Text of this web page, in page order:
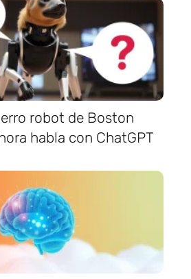
robot de Boston
habla con ChatGPT